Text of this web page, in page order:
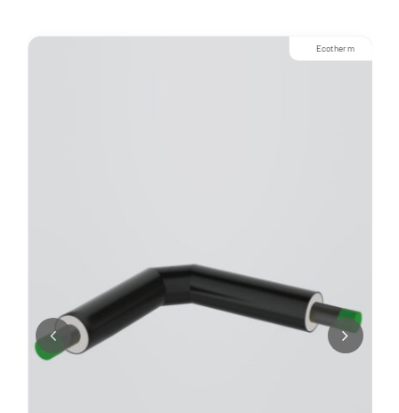
Ecotherm